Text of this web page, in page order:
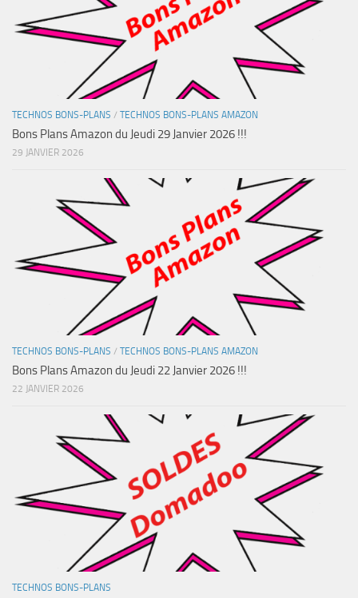
TECHNOS BONS-PLANS / TECHNOS BONS-PLANS AMAZON
Bons Plans Amazon du Jeudi 29 Janvier 2026 !!!
29 JANVIER 2026
TECHNOS BONS-PLANS / TECHNOS BONS-PLANS AMAZON
Bons Plans Amazon du Jeudi 22 Janvier 2026 !!!
22 JANVIER 2026
TECHNOS BONS-PLANS